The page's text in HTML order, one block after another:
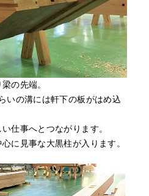
の先端。
いの溝には軒下の板がはめ込
仕事へとつながります。
に見事な大黒柱が入ります。